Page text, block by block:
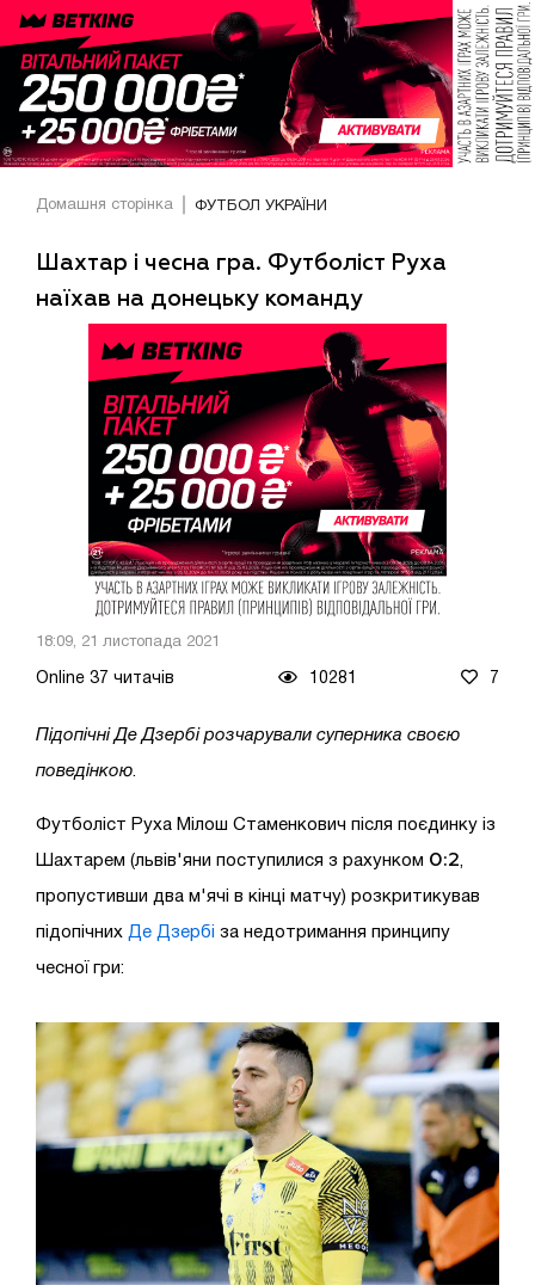
Домашня сторінка ФУТБОЛ УКРАЇНИ
Шахтар і чесна гра. Футболіст Руха
наїхав на донецьку команду
18:09, 21 листопада 2021
Online 37 читачів 10281 7
Підопічні Де Дзербі розчарували суперника своєю
поведінкою
Футболіст Руха Мілош Стаменкович після поєдинку із
Шахтарем (львів'яни поступилися з рахунком 0:2
пропустивши два м'ячі в кінці матчу) розкритикував
підопічних Де Дзербі за недотримання принципу
чесної гри: